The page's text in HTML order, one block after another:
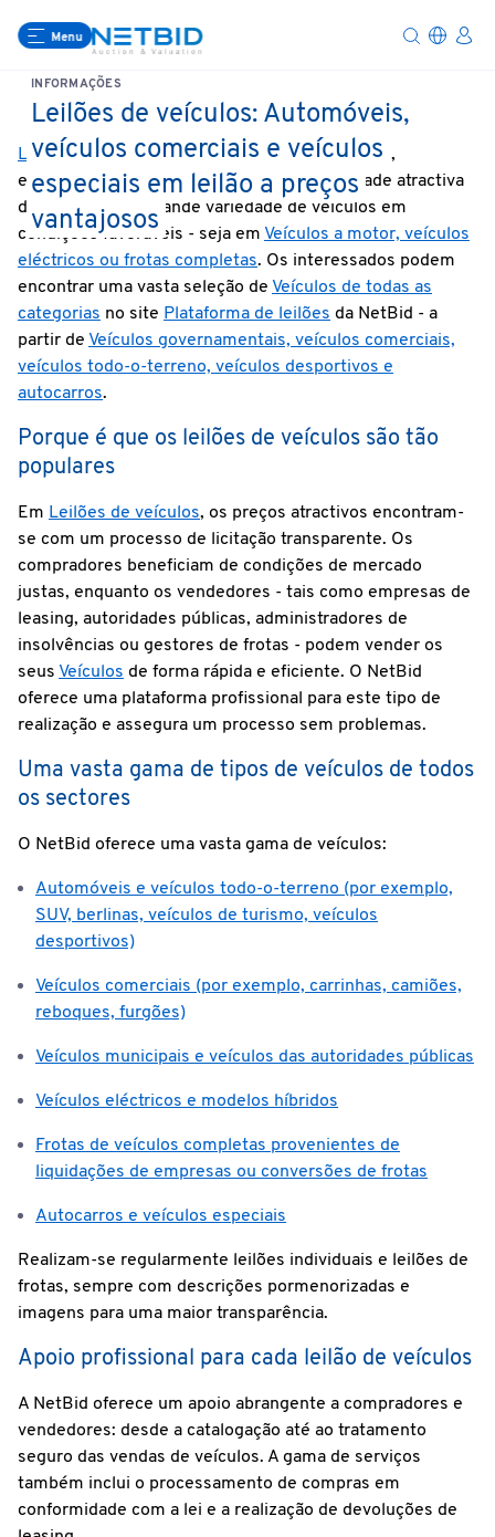
Menu
INFORMAÇÕES
Leilões de veículos: Automóveis,
veículos comerciais e veículos
especiais em leilão a preços
vantajosos
Leilões de veículos oferecem aos compradores,
empresas e concessionários uma oportunidade atractiva
de adquirir uma grande variedade de veículos em
condições favoráveis - seja em Veículos a motor, veículos
eléctricos ou frotas completas. Os interessados podem
encontrar uma vasta seleção de Veículos de todas as
categorias no site Plataforma de leilões da NetBid - a
partir de Veículos governamentais, veículos comerciais,
veículos todo-o-terreno, veículos desportivos e
autocarros.
Porque é que os leilões de veículos são tão
populares
Em Leilões de veículos, os preços atractivos encontram-
se com um processo de licitação transparente. Os
compradores beneficiam de condições de mercado
justas, enquanto os vendedores - tais como empresas de
leasing, autoridades públicas, administradores de
insolvências ou gestores de frotas - podem vender os
seus Veículos de forma rápida e eficiente. O NetBid
oferece uma plataforma profissional para este tipo de
realização e assegura um processo sem problemas.
Uma vasta gama de tipos de veículos de todos
os sectores
O NetBid oferece uma vasta gama de veículos:
Automóveis e veículos todo-o-terreno (por exemplo,
SUV, berlinas, veículos de turismo, veículos
desportivos)
Veículos comerciais (por exemplo, carrinhas, camiões,
reboques, furgões)
Veículos municipais e veículos das autoridades públicas
Veículos eléctricos e modelos híbridos
Frotas de veículos completas provenientes de
liquidações de empresas ou conversões de frotas
Autocarros e veículos especiais
Realizam-se regularmente leilões individuais e leilões de
frotas, sempre com descrições pormenorizadas e
imagens para uma maior transparência.
Apoio profissional para cada leilão de veículos
A NetBid oferece um apoio abrangente a compradores e
vendedores: desde a catalogação até ao tratamento
seguro das vendas de veículos. A gama de serviços
também inclui o processamento de compras em
conformidade com a lei e a realização de devoluções de